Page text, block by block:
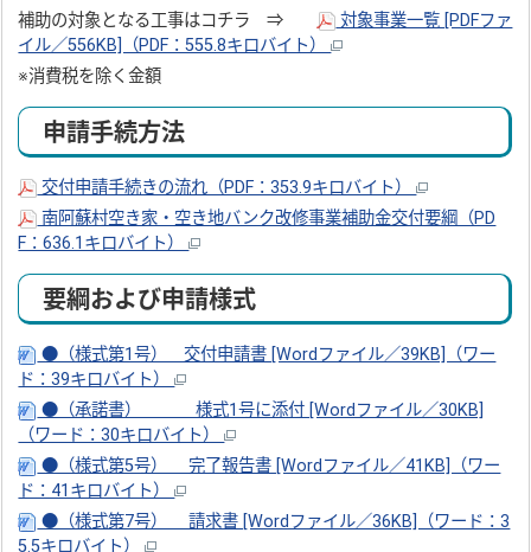
補助の対象となる工事はコチラ ⇒
対象事業一覧 [PDFファ
イル／556KB]（PDF：555.8キロバイト）
※消費税を除く金額
申請手続方法
交付申請手続きの流れ（PDF：353.9キロバイト）
南阿蘇村空き家・空き地バンク改修事業補助金交付要綱（PD
F：636.1キロバイト）
要綱および申請様式
●（様式第1号） 交付申請書 [Wordファイル／39KB]（ワー
ド：39キロバイト）
●（承諾書） 様式1号に添付 [Wordファイル／30KB]
（ワード：30キロバイト）
●（様式第5号） 完了報告書 [Wordファイル／41KB]（ワー
ド：41キロバイト）
●（様式第7号） 請求書 [Wordファイル／36KB]（ワード：3
5.5キロバイト）